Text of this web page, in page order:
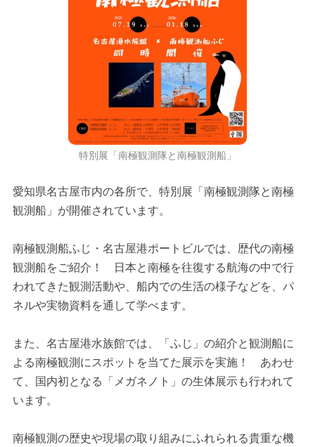
特別展「南極観測隊と南極観測船」
愛知県名古屋市内の各所で、特別展「南極観測隊と南極
観測船」が開催されています。
南極観測船ふじ・名古屋港ポートビルでは、歴代の南極
観測船をご紹介！ 日本と南極を往復する航海の中で行
われてきた観測活動や、船内での生活の様子などを、パ
ネルや実物資料を通して学べます。
また、名古屋港水族館では、「ふじ」の紹介と観測船に
よる南極観測にスポットを当てた展示を実施！ あわせ
て、国内初となる「メガネノト」の生体展示も行われて
います。
南極観測の歴史や現場の取り組みにふれられる貴重な機